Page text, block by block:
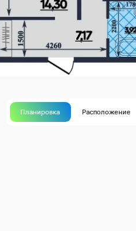
Планировка Расположение